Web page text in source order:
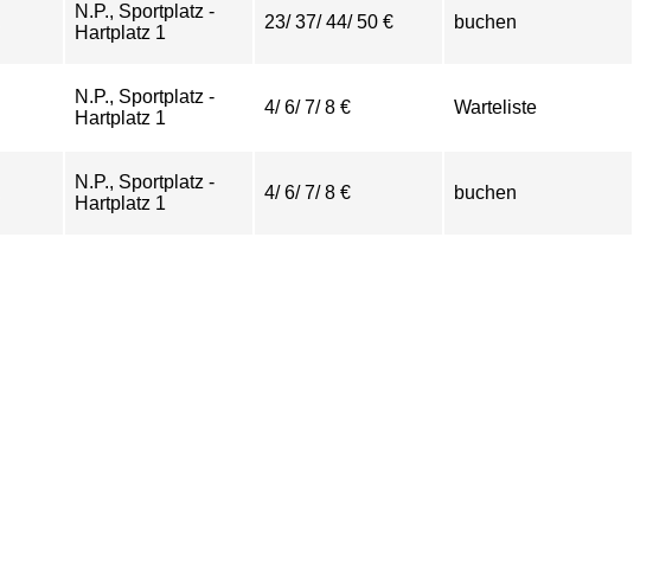
N.P., Sportplatz -
Hartplatz 1
23/ 37/ 44/ 50 € buchen
N.P., Sportplatz -
Hartplatz 1
4/ 6/ 7/ 8 € Warteliste
N.P., Sportplatz -
Hartplatz 1
4/ 6/ 7/ 8 € buchen